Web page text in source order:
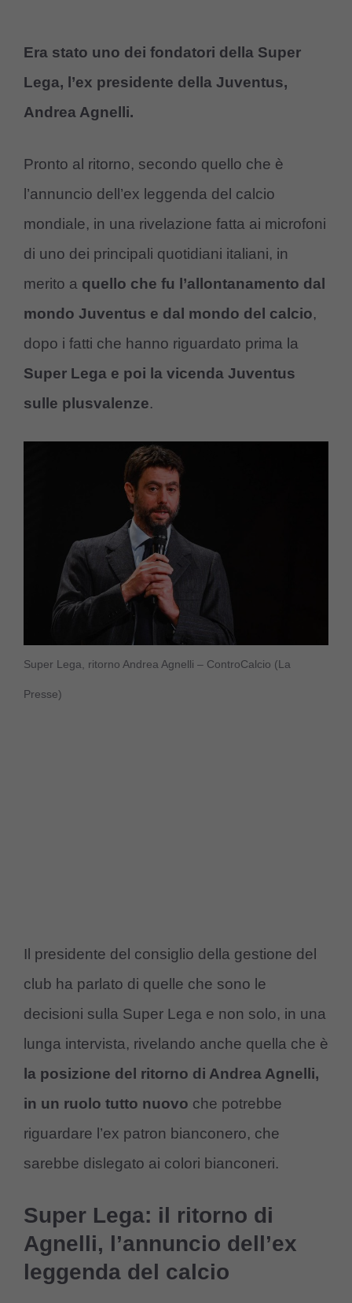
Era stato uno dei fondatori della Super
Lega, l’ex presidente della Juventus,
Andrea Agnelli.
Pronto al ritorno, secondo quello che è
l’annuncio dell’ex leggenda del calcio
mondiale, in una rivelazione fatta ai microfoni
di uno dei principali quotidiani italiani, in
merito a quello che fu l’allontanamento dal
mondo Juventus e dal mondo del calcio,
dopo i fatti che hanno riguardato prima la
Super Lega e poi la vicenda Juventus
sulle plusvalenze.
Super Lega, ritorno Andrea Agnelli – ControCalcio (La
Presse)
Il presidente del consiglio della gestione del
club ha parlato di quelle che sono le
decisioni sulla Super Lega e non solo, in una
lunga intervista, rivelando anche quella che è
la posizione del ritorno di Andrea Agnelli,
in un ruolo tutto nuovo che potrebbe
riguardare l’ex patron bianconero, che
sarebbe dislegato ai colori bianconeri.
Super Lega: il ritorno di
Agnelli, l’annuncio dell’ex
leggenda del calcio